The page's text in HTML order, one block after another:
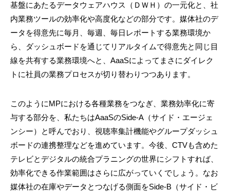
基盤にあたるデータウェアハウス（ＤＷＨ）の一元化と、社
内業務ツールの効率化や高度化などの部分です。媒体社のデ
ータを得意先に毎月、毎週、毎日レポートする業務環境か
ら、ダッシュボードを通じてリアルタイムで得意先と同じ目
線を共有する業務環境へと、AaaSによってまさにダイレク
トに社員の業務プロセスが切り替わりつつあります。
このようにMPにおける各種業務をつなぎ、業務効率化に寄
与する部分を、私たちはAaaSのSide-A（サイド・エージェ
ンシー）と呼んでおり、視聴率集計機能やグループダッシュ
ボードの連携整理などを進めています。今後、CTVも含めた
テレビとデジタルの統合プラニングの世界にシフトすれば、
効率化できる作業範囲はさらに広がっていくでしょう。なお
媒体社の在庫やデータとつなげる側面をSide-B（サイド・ビ